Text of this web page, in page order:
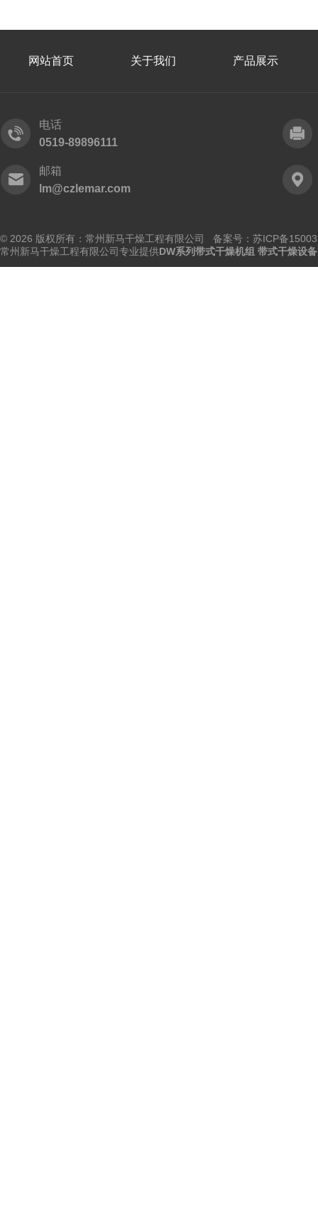
网站首页 关于我们 产品展示
电话
0519-89896111
邮箱
lm@czlemar.com
© 2026 版权所有：常州新马干燥工程有限公司 备案号： 苏ICP备
常州新马干燥工程有限公司专业提供DW系列带式干燥机组 带式干燥设备